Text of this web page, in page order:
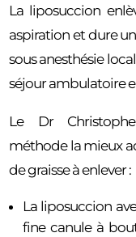
La liposuccion
aspiration et dure
sous anesthésie
séjour ambulatoire
Le Dr
méthode la mieux
de graisse à enlever :
La liposuccion
fine canule à